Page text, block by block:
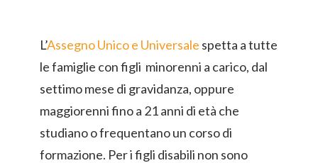
L’Assegno Unico e Universale spetta a tutte
le famiglie con figli minorenni a carico, dal
settimo mese di gravidanza, oppure
maggiorenni fino a 21 anni di età che
studiano o frequentano un corso di
formazione. Per i figli disabili non sono